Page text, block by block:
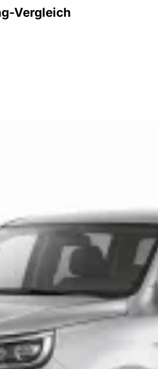
Vergleich